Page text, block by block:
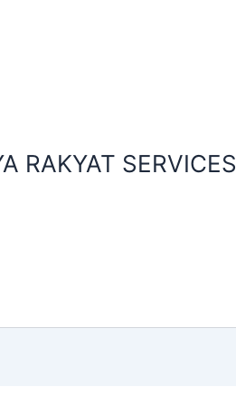
RAKYAT SERVICES